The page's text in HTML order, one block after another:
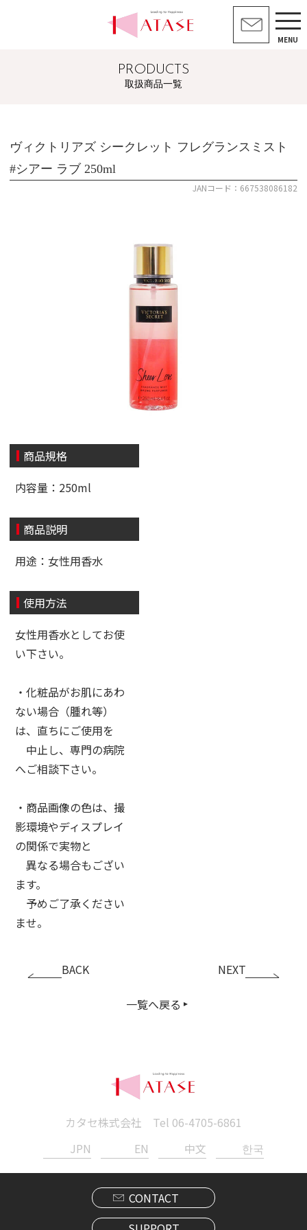
MENU
PRODUCTS
取扱商品一覧
ヴィクトリアズ シークレット フレグランスミスト
#シアー ラブ 250ml
JANコード：667538086182
商品規格
内容量：250ml
商品説明
用途：女性用香水
使用方法
女性用香水としてお使
い下さい。
・化粧品がお肌にあわ
ない場合（腫れ等）
は、直ちにご使用を
中止し、専門の病院
へご相談下さい。
・商品画像の色は、撮
影環境やディスプレイ
の関係で実物と
異なる場合もござい
ます。
予めご了承ください
ませ。
BACK
一覧へ戻る
NEXT
カタセ株式会社 Tel 06-4705-6861
JPN
EN 中文 한국
CONTACT